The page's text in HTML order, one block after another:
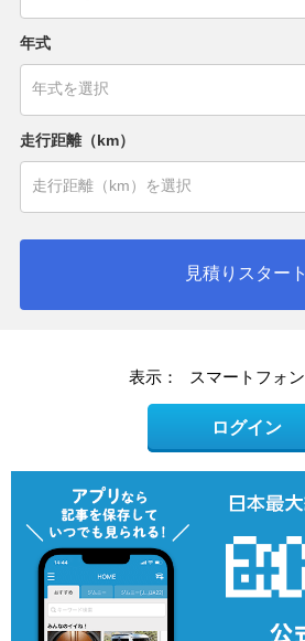
年式
走行距離（km）
見積りスタート
表示： スマートフォン
ログイン